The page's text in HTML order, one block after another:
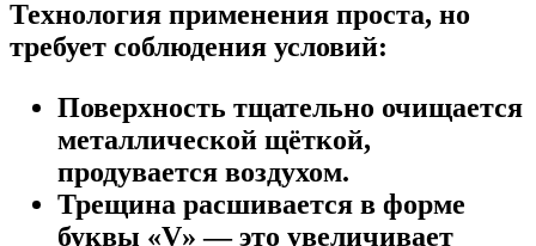
Технология применения проста, но
требует соблюдения условий:
Поверхность тщательно очищается
металлической щёткой,
продувается воздухом.
Трещина расшивается в форме
буквы «V» — это увеличивает